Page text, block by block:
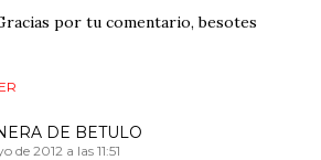
por tu comentario, besotes
DE BETULO
de 2012 a las 11:51